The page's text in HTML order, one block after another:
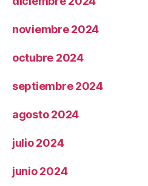
noviembre 2024
octubre 2024
septiembre 2024
agosto 2024
julio 2024
junio 2024